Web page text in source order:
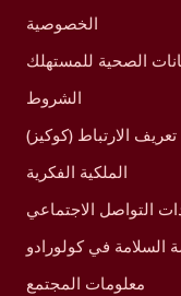
الخصوصية
الصحية للمستهلك
الشروط
الارتباط (كوكيز)
الملكية الفكرية
التواصل الاجتماعي
السلامة في كولورادو
معلومات المجتمع